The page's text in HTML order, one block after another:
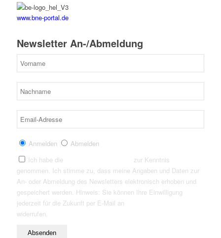
www.bne-portal.de
Newsletter An-/Abmeldung
Anmelden
Abmelden
Ich habe die
zur Kenntnis
genommen. Ich stimme zu, dass meine Angaben und Daten zur
An- oder Abmeldung des Newsletters elektronisch erhoben und
gespeichert werden. Hinweis: Sie können Ihre Einwilligung
jederzeit für die Zukunft per E-Mail an
widerrufen.